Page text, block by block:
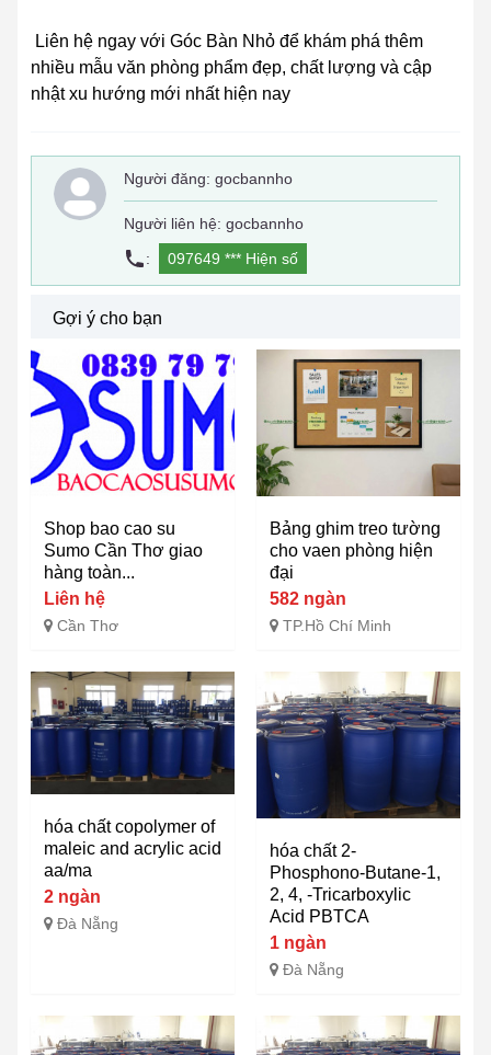
Liên hệ ngay với Góc Bàn Nhỏ để khám phá thêm
nhiều mẫu văn phòng phẩm đẹp, chất lượng và cập
nhật xu hướng mới nhất hiện nay
Người đăng: gocbannho
Người liên hệ: gocbannho
:
097649 *** Hiện số
Gợi ý cho bạn
Shop bao cao su
Sumo Cần Thơ giao
hàng toàn...
Liên hệ
Cần Thơ
Bảng ghim treo tường
cho vaen phòng hiện
đại
582 ngàn
TP.Hồ Chí Minh
hóa chất copolymer of
maleic and acrylic acid
aa/ma
2 ngàn
Đà Nẵng
hóa chất 2-
Phosphono-Butane-1,
2, 4, -Tricarboxylic
Acid PBTCA
1 ngàn
Đà Nẵng